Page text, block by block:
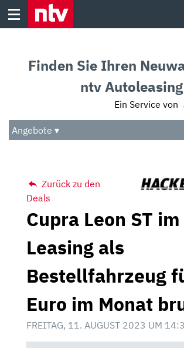
Skip
Audio
Das Beste
Finden Sie Ihren
ntv Autoleasing
Ein Service von
Angebote ▾
Zurück zu den
Deals
Cupra Leon ST im
Leasing als
Bestellfahrzeug
Euro im Monat
FREITAG, 11. AUGUST 2023 UM